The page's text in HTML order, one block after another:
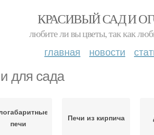
КРАСИВЫЙ САД И
любите ли вы цветы, так как
главная новости
для сада
печи
Печи из кирпича